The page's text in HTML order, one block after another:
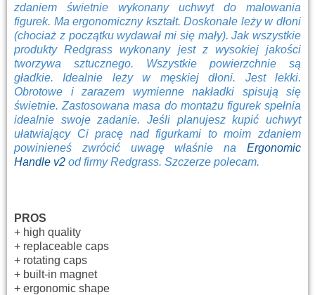
zdaniem świetnie wykonany uchwyt do malowania
figurek. Ma ergonomiczny kształt. Doskonale leży w dłoni
(chociaż z początku wydawał mi się mały). Jak wszystkie
produkty Redgrass wykonany jest z wysokiej jakości
tworzywa sztucznego. Wszystkie powierzchnie są
gładkie. Idealnie leży w męskiej dłoni. Jest lekki.
Obrotowe i zarazem wymienne nakładki spisują się
świetnie. Zastosowana masa do montażu figurek spełnia
idealnie swoje zadanie. Jeśli planujesz kupić uchwyt
ułatwiający Ci pracę nad figurkami to moim zdaniem
powinieneś zwrócić uwagę właśnie na Ergonomic
Handle v2 od firmy Redgrass. Szczerze polecam.
PROS
+ high quality
+ replaceable caps
+ rotating caps
+ built-in magnet
+ ergonomic shape